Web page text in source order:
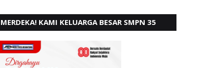
MERDEKA! KAMI KELUARGA BESAR SMPN 35